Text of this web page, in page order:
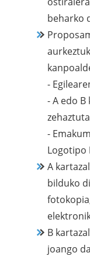
beharko
-
- A edo
-
Logotipo
A
bilduko
B
joango